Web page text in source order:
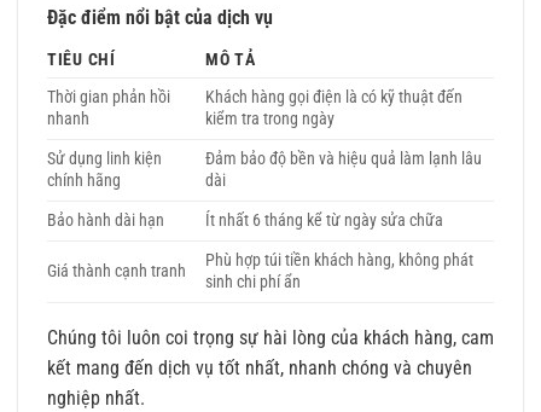
Đặc điểm nổi bật của dịch vụ
TIÊU CHÍ
MÔ TẢ
Thời gian phản hồi
nhanh
Khách hàng gọi điện là có kỹ thuật đến
kiểm tra trong ngày
Sử dụng linh kiện
chính hãng
Đảm bảo độ bền và hiệu quả làm lạnh lâu
dài
Bảo hành dài hạn
Ít nhất 6 tháng kể từ ngày sửa chữa
Giá thành cạnh tranh
Phù hợp túi tiền khách hàng, không phát
sinh chi phí ẩn
Chúng tôi luôn coi trọng sự hài lòng của khách hàng, cam
kết mang đến dịch vụ tốt nhất, nhanh chóng và chuyên
nghiệp nhất.